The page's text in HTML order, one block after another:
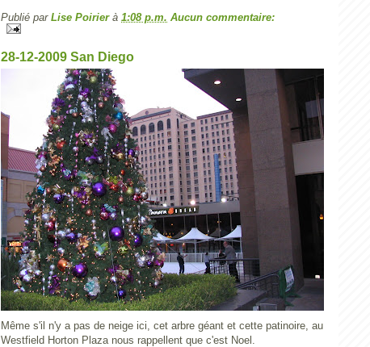
Publié par Lise Poirier à 1:08 p.m. Aucun commentaire:
28-12-2009 San Diego
Même s'il n'y a pas de neige ici, cet arbre géant et cette patinoire, au
Westfield Horton Plaza nous rappellent que c'est Noel.